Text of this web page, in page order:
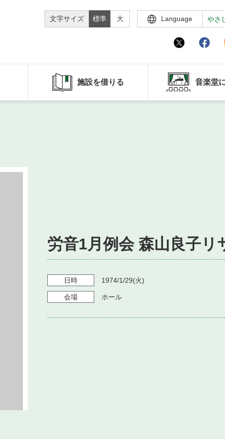
文字サイズ 標準 大 Language やさ
施設を借りる 音楽堂
労音1月例会 森山良子リ
日時 1974/1/29(火)
会場 ホール